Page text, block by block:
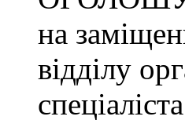
на
відділу